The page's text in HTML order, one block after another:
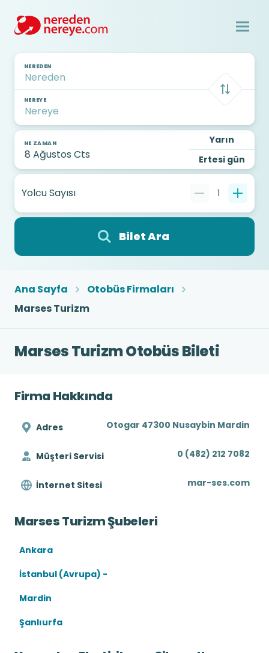
NEREDEN
NEREYE
NE ZAMAN
Yarın
Ertesi gün
Yolcu Sayısı 1
Bilet Ara
Ana Sayfa
Otobüs Firmaları
Marses Turizm
Marses Turizm Otobüs Bileti
Firma Hakkında
Adres Otogar 47300 Nusaybin Mardin
Müşteri Servisi 0 (482) 212 7082
İnternet Sitesi mar-ses.com
Marses Turizm Şubeleri
Ankara
İstanbul (Avrupa) -
Mardin
Şanlıurfa